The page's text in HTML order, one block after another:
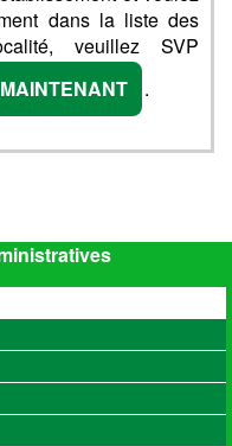
dans la liste des
veuillez SVP
.